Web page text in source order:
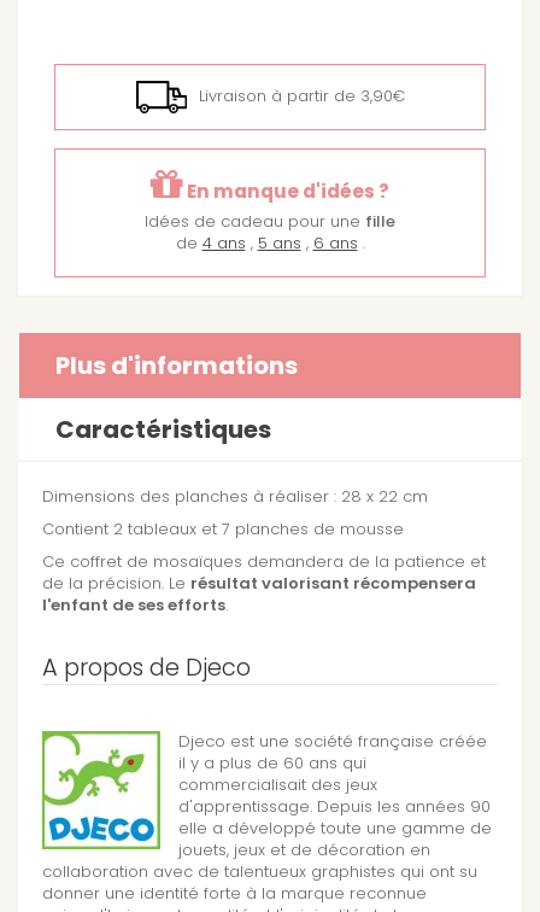
Livraison à partir de 3,90€
En manque d'idées ?
Idées de cadeau pour une fille
de 4 ans , 5 ans , 6 ans .
Plus d'informations
Caractéristiques
Dimensions des planches à réaliser : 28 x 22 cm
Contient 2 tableaux et 7 planches de mousse
Ce coffret de mosaïques demandera de la patience et
de la précision. Le résultat valorisant récompensera
l'enfant de ses efforts.
A propos de Djeco
Djeco est une société française créée
il y a plus de 60 ans qui
commercialisait des jeux
d'apprentissage. Depuis les années 90
elle a développé toute une gamme de
jouets, jeux et de décoration en
collaboration avec de talentueux graphistes qui ont su
donner une identité forte à la marque reconnue